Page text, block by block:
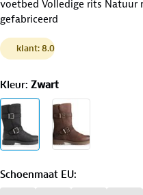
voetbed Volledige rits Natuur
gefabriceerd
klant: 8.0
Kleur: Zwart
Schoenmaat EU: